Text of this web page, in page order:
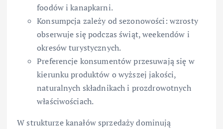
foodów i kanapkarni.
Konsumpcja zależy od sezonowości: wzrosty
obserwuje się podczas świąt, weekendów i
okresów turystycznych.
Preferencje konsumentów przesuwają się w
kierunku produktów o wyższej jakości,
naturalnych składnikach i prozdrowotnych
właściwościach.
W strukturze kanałów sprzedaży dominują